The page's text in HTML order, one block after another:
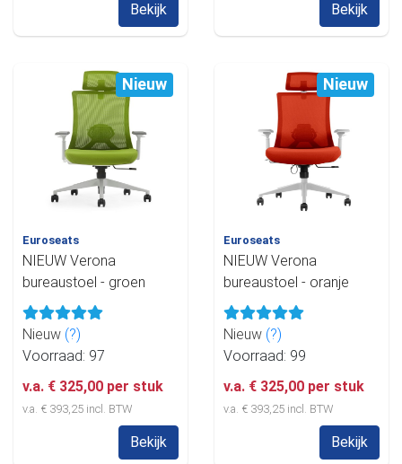
Bekijk Bekijk
Nieuw
Euroseats
NIEUW Verona
bureaustoel - groen
Nieuw (?)
Voorraad: 97
v.a. € 325,00 per stuk
v.a. € 393,25 incl. BTW
Bekijk
Nieuw
Euroseats
NIEUW Verona
bureaustoel - oranje
Nieuw (?)
Voorraad: 99
v.a. € 325,00 per stuk
v.a. € 393,25 incl. BTW
Bekijk